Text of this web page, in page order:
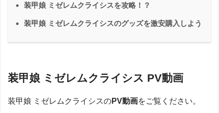
装甲娘 ミゼレムクライシスを攻略！？
装甲娘 ミゼレムクライシスのグッズを激安購入しよう
装甲娘 ミゼレムクライシス PV動画
装甲娘 ミゼレムクライシスのPV動画をご覧ください。